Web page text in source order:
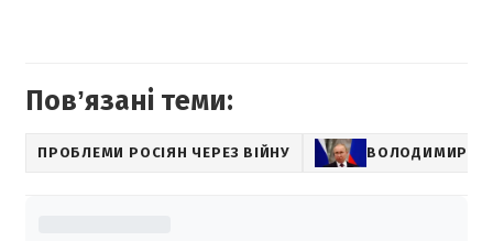
Повʼязані теми:
ПРОБЛЕМИ РОСІЯН ЧЕРЕЗ ВІЙНУ ВОЛОДИМИР